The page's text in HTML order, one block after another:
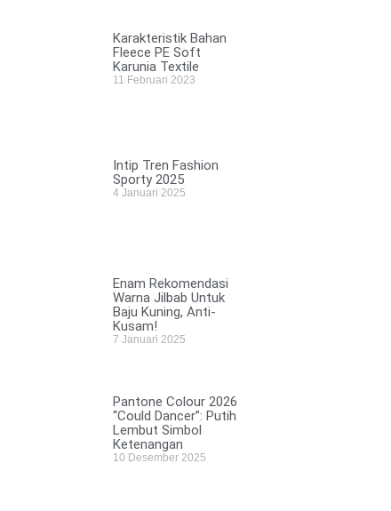
Karakteristik Bahan
Fleece PE Soft
Karunia Textile
11 Februari 2023
Intip Tren Fashion
Sporty 2025
4 Januari 2025
Enam Rekomendasi
Warna Jilbab Untuk
Baju Kuning, Anti-
Kusam!
7 Januari 2025
Pantone Colour 2026
“Could Dancer”: Putih
Lembut Simbol
Ketenangan
10 Desember 2025